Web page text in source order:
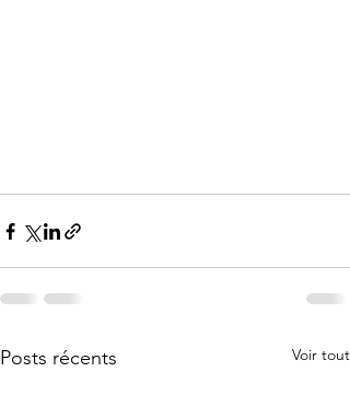
Posts récents Voir tout